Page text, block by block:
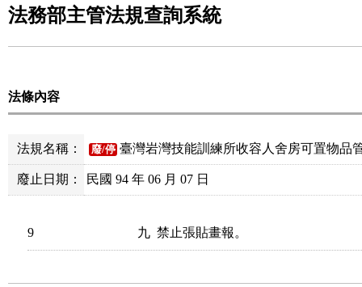
法務部主管法規查詢系統
法條內容
法規名稱： 廢/停 臺灣岩灣技能訓練所收容人舍房可置物品
廢止日期： 民國 94 年 06 月 07 日
9